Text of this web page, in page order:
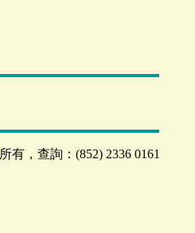
所有，查詢：(852) 2336 0161